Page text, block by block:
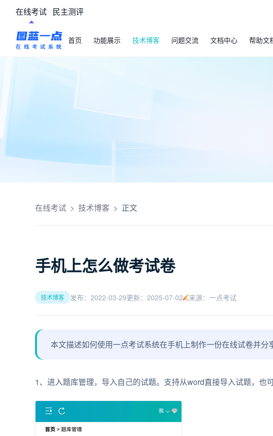
在线考试 民主测评
首页 功能展示 技术博客 问题交流 文档中心 帮助文
在线考试 > 技术博客 > 正文
手机上怎么做考试卷
技术博客 发布：2022-03-29更新：2025-07-02 来源：一点考试
本文描述如何使用一点考试系统在手机上制作一份在线试卷并分
1、进入题库管理，导入自己的试题。支持从word直接导入试题，